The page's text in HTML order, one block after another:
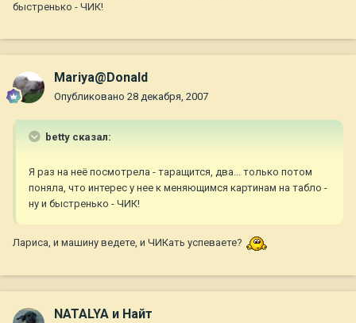
быстренько - ЧИК!
Mariya@Donald
Опубликовано 28 декабря, 2007
betty сказал:
Я раз на неё посмотрела - таращится, два... только потом
поняла, что интерес у нее к меняющимся картинам на табло -
ну и быстренько - ЧИК!
Лариса, и машину ведете, и ЧИКать успеваете?
NATALYA и Найт